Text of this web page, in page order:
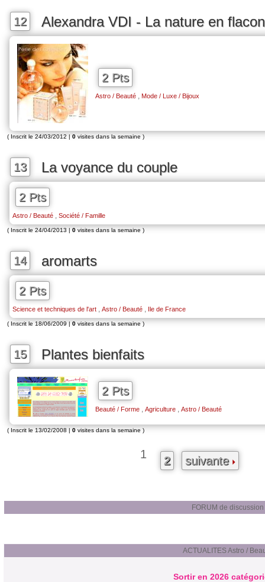
12 Alexandra VDI - La nature en flacon
2 Pts
Astro / Beauté , Mode / Luxe / Bijoux
( Inscrit le 24/03/2012 | 0 visites dans la semaine )
13 La voyance du couple
2 Pts
Astro / Beauté , Société / Famille
( Inscrit le 24/04/2013 | 0 visites dans la semaine )
14 aromarts
2 Pts
Science et techniques de l'art , Astro / Beauté , Ile de France
( Inscrit le 18/06/2009 | 0 visites dans la semaine )
15 Plantes bienfaits
2 Pts
Beauté / Forme , Agriculture , Astro / Beauté
( Inscrit le 13/02/2008 | 0 visites dans la semaine )
1 2 suivante
FORUM de
ACTUALITES Astro /
Sortir en 2026